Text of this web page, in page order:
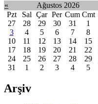
« Ağustos 2026
Pzt
Sal Çar Per Cum Cmt
27
28 29 30 31 1
3
4 5 6 7 8
10
11 12 13 14 15
17
18 19 20 21 22
24
25 26 27 28 29
31
1 2 3 4 5
Arşiv